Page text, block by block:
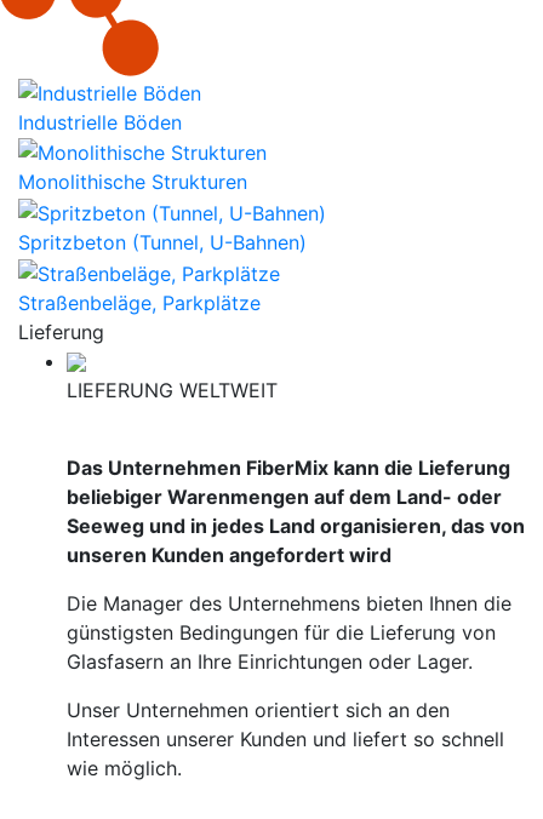
Industrielle Böden
Monolithische Strukturen
Spritzbeton (Tunnel, U-Bahnen)
Straßenbeläge, Parkplätze
Lieferung
LIEFERUNG WELTWEIT
Das Unternehmen FiberMix kann die Lieferung
beliebiger Warenmengen auf dem Land- oder
Seeweg und in jedes Land organisieren, das von
unseren Kunden angefordert wird
Die Manager des Unternehmens bieten Ihnen die
günstigsten Bedingungen für die Lieferung von
Glasfasern an Ihre Einrichtungen oder Lager.
Unser Unternehmen orientiert sich an den
Interessen unserer Kunden und liefert so schnell
wie möglich.